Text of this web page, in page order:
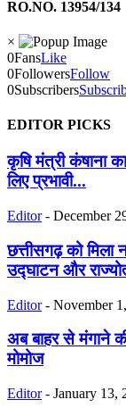
RO.NO. 13954/134
×
0FansLike
0FollowersFollow
0Subscribers
EDITOR PICKS
कृषि मंत्री कंषाना
लिए प्रभावी...
Editor - December
छत्तीसगढ़ को मिला
उद्घाटन और
Editor - November
अब बाहर से मंगाने
मोमोज
Editor - January 13,